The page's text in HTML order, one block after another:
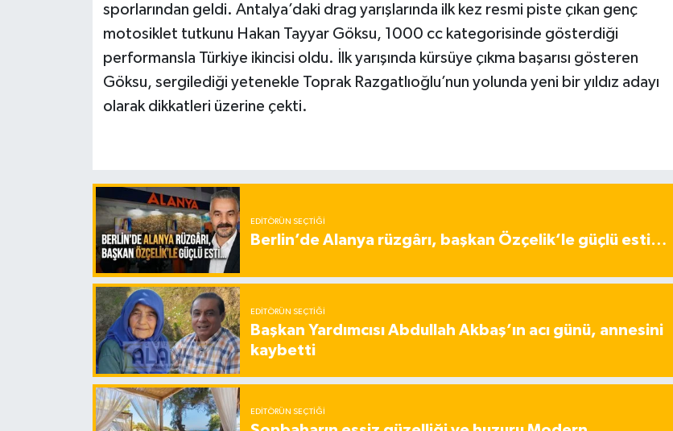
sporlarından geldi. Antalya’daki drag yarışlarında ilk kez resmi piste çıkan genç
motosiklet tutkunu Hakan Tayyar Göksu, 1000 cc kategorisinde gösterdiği
performansla Türkiye ikincisi oldu. İlk yarışında kürsüye çıkma başarısı gösteren
Göksu, sergilediği yetenekle Toprak Razgatlıoğlu’nun yolunda yeni bir yıldız adayı
olarak dikkatleri üzerine çekti.
EDITÖRÜN SEÇTIĞI
Berlin’de Alanya rüzgârı, başkan Özçelik’le güçlü esti…
EDITÖRÜN SEÇTIĞI
Başkan Yardımcısı Abdullah Akbaş’ın acı günü, annesini
kaybetti
EDITÖRÜN SEÇTIĞI